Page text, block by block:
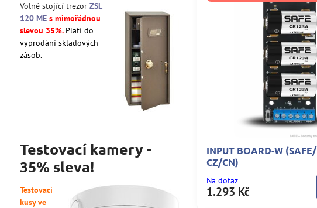
INPUT BOARD-W
CZ/CN)
Na dotaz
1.293 Kč
Volně stojící trezor ZSL
120 ME s mimořádnou
slevou 35%. Platí do
vyprodání skladových
zásob.
Testovací kamery -
35% sleva!
Testovací
kusy ve